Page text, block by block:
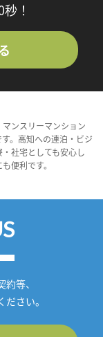
！
ンスリーマンション
。高知への連泊・ビジ
社宅としても安心し
便利です。
等、
さい。